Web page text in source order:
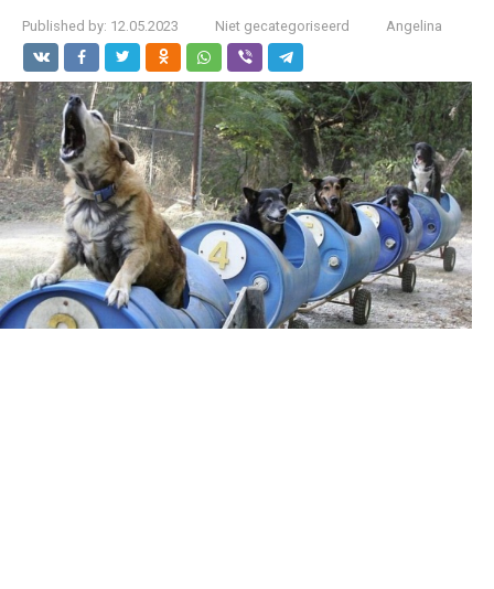
Published by: 12.05.2023 Niet gecategoriseerd Angelina